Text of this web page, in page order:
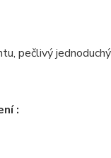
pečlivý
: